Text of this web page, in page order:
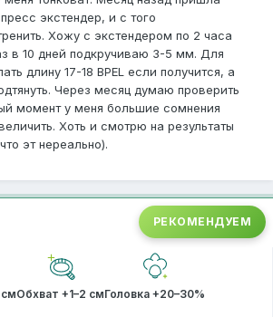
экстендер, и с того
Хожу с экстендером по 2 часа
в 10 дней подкручиваю 3-5 мм. Для
длину 17-18 BPEL если получится, а
Через месяц думаю проверить
момент у меня большие сомнения
Хоть и смотрю на результаты
эт нереально).
РЕКОМЕНДУЕМ
Обхват +1–2 смГоловка +20–30%